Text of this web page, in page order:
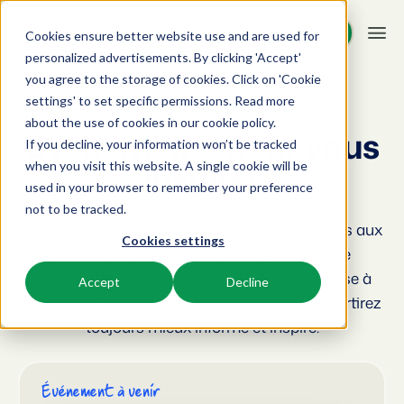
Cookies ensure better website use and are used for
personalized advertisements. By clicking 'Accept'
you agree to the storage of cookies. Click on 'Cookie
settings' to set specific permissions. Read more
about the use of cookies in our cookie policy.
If you decline, your information won’t be tracked
when you visit this website. A single cookie will be
used in your browser to remember your preference
not to be tracked.
Cookies settings
Accept Decline
Démo
Démo
Plateforme
BEX PMS
PMS
Optimisez votre back-office.
Boostez les réservations directes via votre site web.
Optimisez vos décisions grâce à l'analyse des données.
Intégration de site web
Vous avez déjà un site web ? L'intégration est possible.
Solutions
Booking Experts pour:
Aires de camping, tentes de glamping et caravanes.
Villas, bungalows, chalets et hébergements nature.
Stations de ski, de bien-être, de plongée et de golf.
Ressources
Connaissance
BEX Academy
Suivez des cours en ligne et devenez un expert.
Découvrez les tendances du secteur et des conseils pratiques.
Tarifs
Témoignages
Se connecter
BEX Événements
Événements pour vous
inspirer
Des formations intimistes pour réceptionnistes aux
grands événements axés sur le partage de
connaissances — il y a toujours quelque chose à
découvrir. Quel que soit votre choix, vous repartirez
toujours mieux informé et inspiré.
Événement à venir